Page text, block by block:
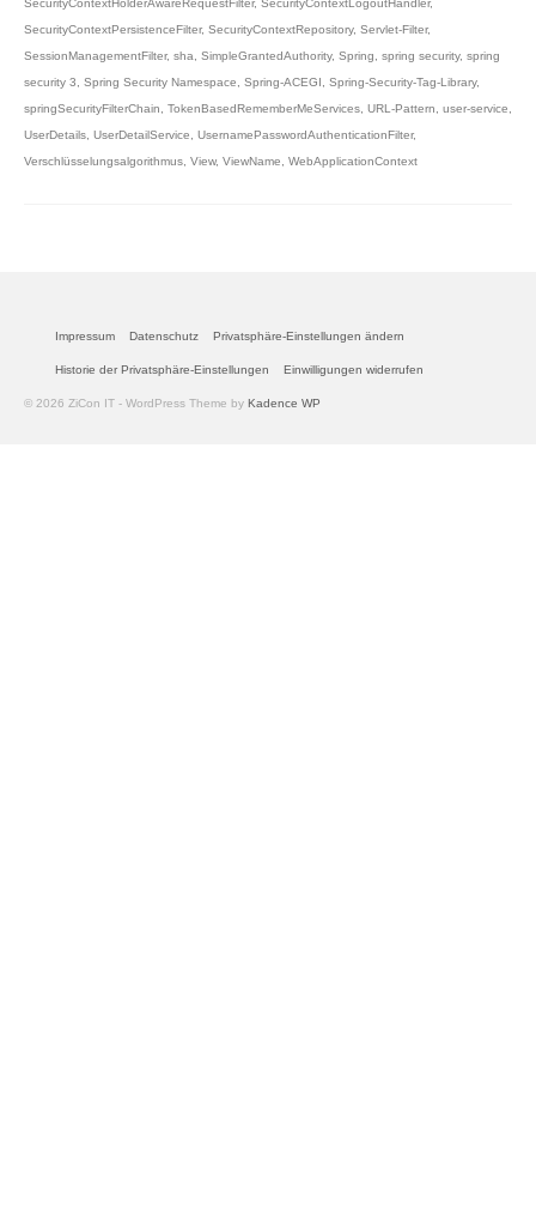
SecurityContextHolderAwareRequestFilter, SecurityContextLogoutHandler,
SecurityContextPersistenceFilter, SecurityContextRepository, Servlet-Filter,
SessionManagementFilter, sha SimpleGrantedAuthority, Spring spring security, spring
security 3
Spring Security Namespace Spring-ACEGI Spring-Security-Tag-Library,
springSecurityFilterChain
TokenBasedRememberMeServices URL-Pattern user-service
UserDetails UserDetailService UsernamePasswordAuthenticationFilter,
Verschlüsselungsalgorithmus View, ViewName WebApplicationContext
Impressum Datenschutz Privatsphäre-Einstellungen ändern
Historie der Privatsphäre-Einstellungen Einwilligungen widerrufen
© 2026 ZiCon IT - WordPress Theme by Kadence WP